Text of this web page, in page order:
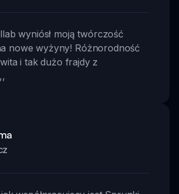
wyniósł moją twórczość
nowe wyżyny! Różnorodność
i tak dużo frajdy z
,,